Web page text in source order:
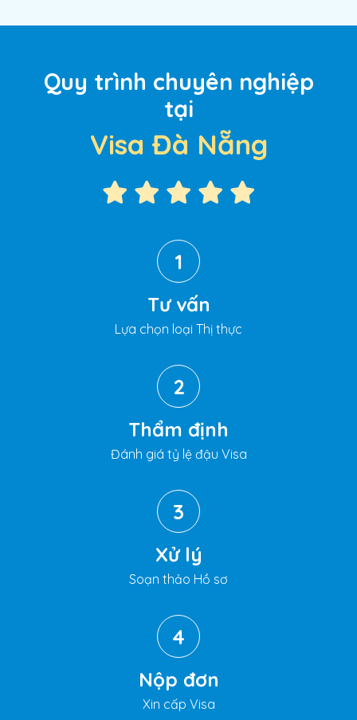
Quy trình chuyên nghiệp
tại
Visa Đà Nẵng
1
Tư vấn
Lựa chọn loại Thị thực
2
Thẩm định
Đánh giá tỷ lệ đậu Visa
3
Xử lý
Soạn thảo Hồ sơ
4
Nộp đơn
Xin cấp Visa